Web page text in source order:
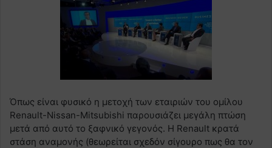
Όπως είναι φυσικό η μετοχή των εταιριών του ομίλου
Renault-Nissan-Mitsubishi παρουσιάζει μεγάλη πτώση
μετά από αυτό το ξαφνικό γεγονός. Η Renault κρατά
στάση αναμονής (θεωρείται σχεδόν σίγουρο πως θα τον